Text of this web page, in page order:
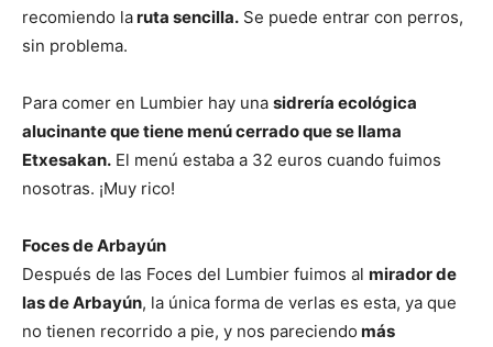
recomiendo laruta sencilla. Se puede entrar con perros,
sin problema.
Para comer en Lumbier hay una sidrería ecológica
alucinante que tiene menú cerrado que se llama
Etxesakan. El menú estaba a 32 euros cuando fuimos
nosotras. ¡Muy rico!
Foces de Arbayún
Después de las Foces del Lumbier fuimos al mirador de
las de Arbayún, la única forma de verlas es esta, ya que
no tienen recorrido a pie, y nos pareciendo más